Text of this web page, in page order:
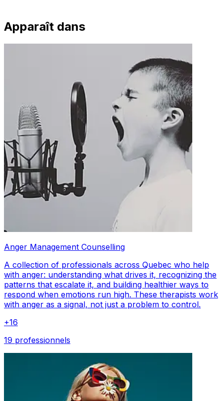
Apparaît dans
Anger Management Counselling
A collection of professionals across Quebec who help
with anger: understanding what drives it, recognizing the
patterns that escalate it, and building healthier ways to
respond when emotions run high. These therapists work
with anger as a signal, not just a problem to control.
+16
19 professionnels